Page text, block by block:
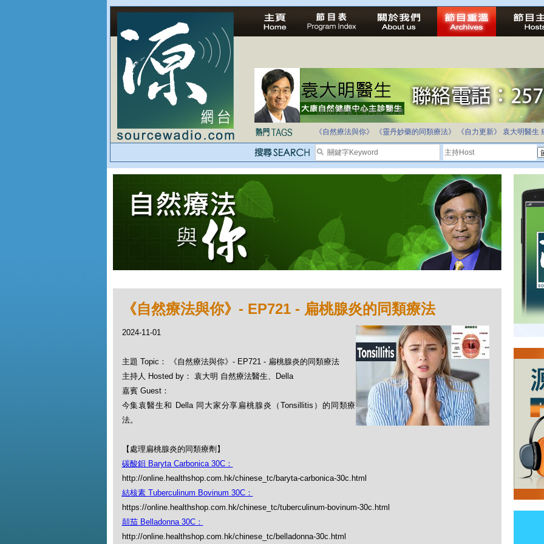
法治社會並不等同公正社會
自家教育合法化-推動多元化教育，全民學卷制
《自然療法與你》 《靈丹妙藥的同類療法》 《自力更新》 袁大明醫生
《自然療法與你》- EP721 - 扁桃腺炎的同類療法
2024-11-01
主題 Topic： 《自然療法與你》- EP721 - 扁桃腺炎的同類療法
主持人 Hosted by： 袁大明 自然療法醫生、Della
嘉賓 Guest：
今集袁醫生和 Della 同大家分享扁桃腺炎（Tonsillitis）的同類療
法。
【處理扁桃腺炎的同類療劑】
碳酸鋇 Baryta Carbonica 30C：
http://online.healthshop.com.hk/chinese_tc/baryta-carbonica-30c.html
結核素 Tuberculinum Bovinum 30C：
https://online.healthshop.com.hk/chinese_tc/tuberculinum-bovinum-30c.html
顛茄 Belladonna 30C：
http://online.healthshop.com.hk/chinese_tc/belladonna-30c.html